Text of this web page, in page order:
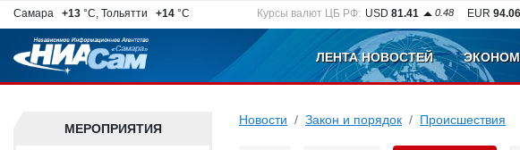
Самара +13 °C, Тольятти +14 °C Курсы валют ЦБ РФ: USD 81.41 0.48 EUR 94.06
ЛЕНТА НОВОСТЕЙ
МЕРОПРИЯТИЯ
Новости Закон и порядок Происшествия